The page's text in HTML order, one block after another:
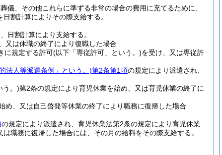
、その他これらに準ずる非常の場合の費用に充てるために、
割計算によりその際支給する。
日割計算により支給する。
又は休職の終了により復職した場合
に規定する許可(以下「専従許可」という。)を受け、又は専従許
法人等派遣条例」という。)第2条第1項の規定により派遣され、
う。)第2条の規定により育児休業を始め、又は育児休業の終了に
め、又は自己啓発等休業の終了により職務に復帰した場合
の規定により派遣され、育児休業法第2条の規定により育児休業
職務に復帰した場合には、その月の給料をその際支給する。